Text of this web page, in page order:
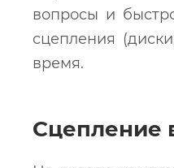
вопросы и
сцепления
время.
Сцепление